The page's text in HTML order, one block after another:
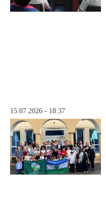
15.07.2026 - 18:37